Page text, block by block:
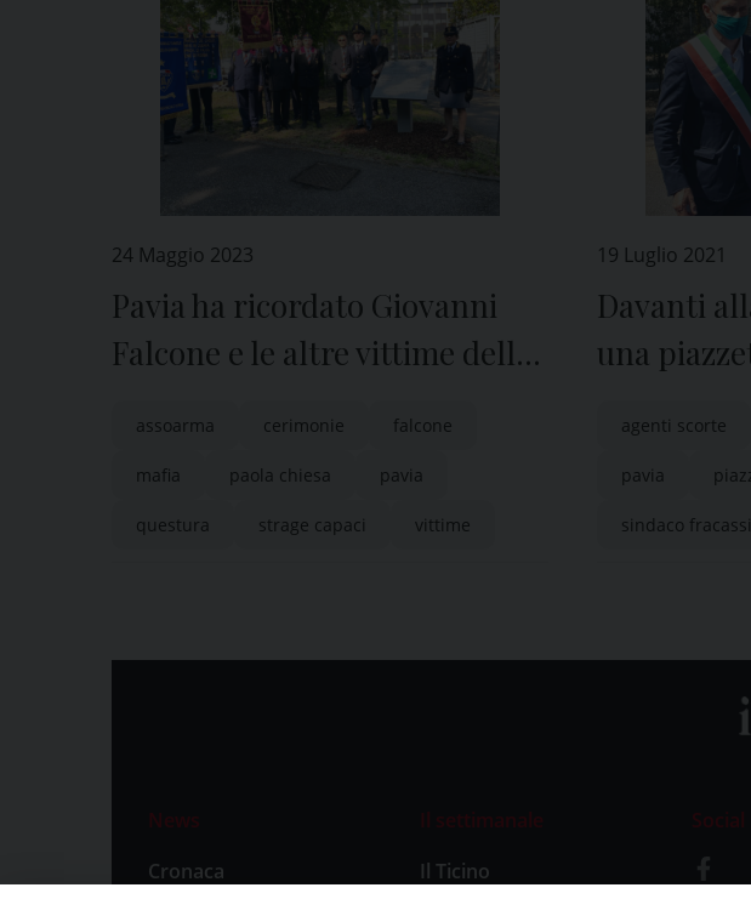
24 Maggio 2023
Pavia ha ricordato Giovanni
Falcone e le altre vittime della
assoarma cerimonie falcone
mafia paola chiesa pavia
questura strage capaci vittime
19 Luglio 2021
Davanti
una
Borsellino
agenti scorte
pavia
sindaco fracassi
News
Cronaca
Il settimanale
Il Ticino
Social